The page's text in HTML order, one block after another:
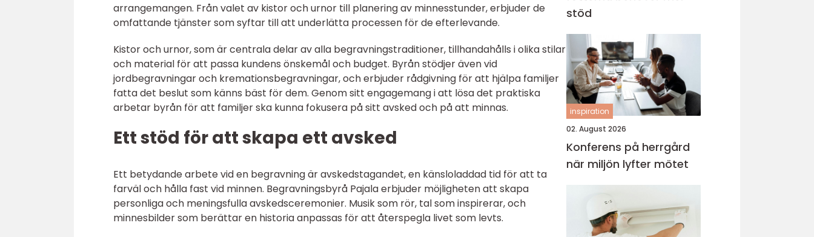
arrangemangen. Från valet av kistor och urnor till planering av minnesstunder, erbjuder de
omfattande tjänster som syftar till att underlätta processen för de efterlevande.
Kistor och urnor, som är centrala delar av alla begravningstraditioner, tillhandahålls i olika stilar
och material för att passa kundens önskemål och budget. Byrån stödjer även vid
jordbegravningar och kremationsbegravningar, och erbjuder rådgivning för att hjälpa familjer
fatta det beslut som känns bäst för dem. Genom sitt engagemang i att lösa det praktiska
arbetar byrån för att familjer ska kunna fokusera på sitt avsked och på att minnas.
Ett stöd för att skapa ett avsked
Ett betydande arbete vid en begravning är avskedstagandet, en känsloladdad tid för att ta
farväl och hålla fast vid minnen. Begravningsbyrå Pajala erbjuder möjligheten att skapa
personliga och meningsfulla avskedsceremonier. Musik som rör, tal som inspirerar, och
minnesbilder som berättar en historia anpassas för att återspegla livet som levts.
stöd
inspiration
02. August 2026
Konferens på herrgård
när miljön lyfter mötet